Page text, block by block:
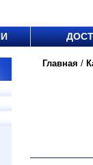
Главная /